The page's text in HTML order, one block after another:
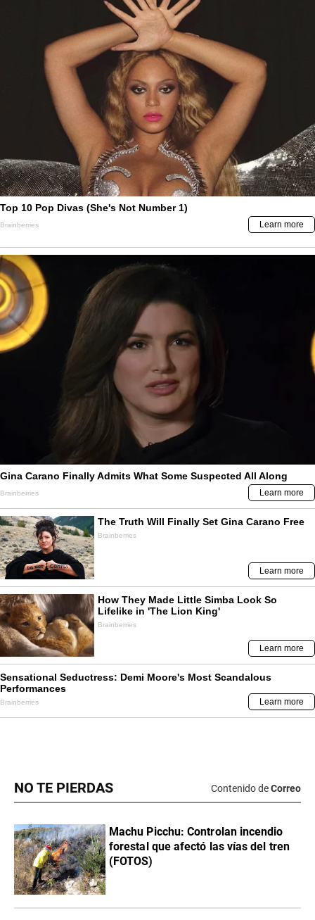
NO TE PIERDAS Contenido deCorreo
Machu Picchu: Controlan incendio
forestal que afectó las vías del tren
(FOTOS)